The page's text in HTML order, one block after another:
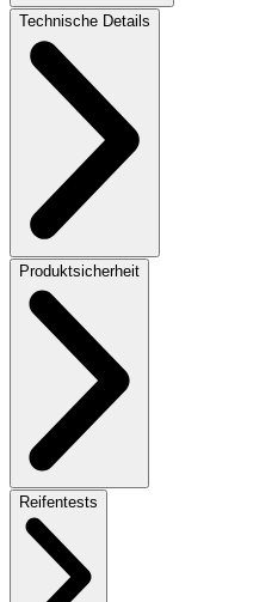
Technische Details
Produktsicherheit
Reifentests